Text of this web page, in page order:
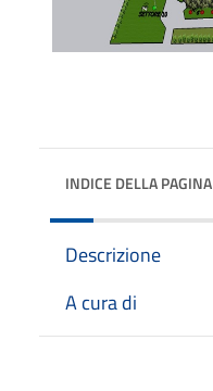
INDICE DELLA PAGINA
Descrizione
A cura di